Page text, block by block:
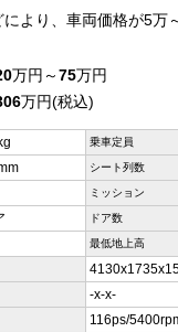
より、車両価格が5万
万円～75万円
万円(税込)
乗車定員
シート列数
ミッション
ドア数
最低地上高
-x-x-
116ps/